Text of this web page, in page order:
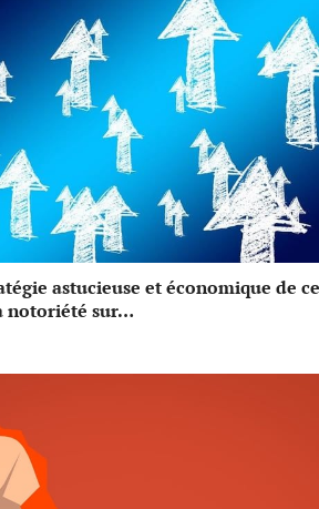
astucieuse et économique de
notoriété sur…